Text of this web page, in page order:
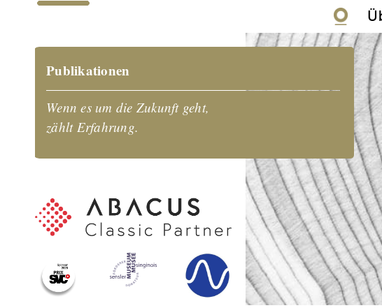
Publikationen
Wenn es um die Zukunft geht,
zählt Erfahrung.